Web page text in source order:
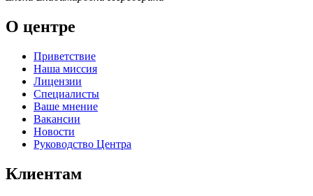
О центре
Приветствие
Наша миссия
Лицензии
Специалисты
Ваше мнение
Вакансии
Новости
Руководство Центра
Клиентам